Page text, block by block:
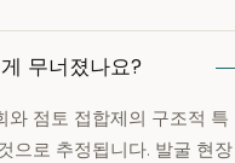
무너졌나요?
와 점토 접합제의 구조적 특
으로 추정됩니다. 발굴 현장